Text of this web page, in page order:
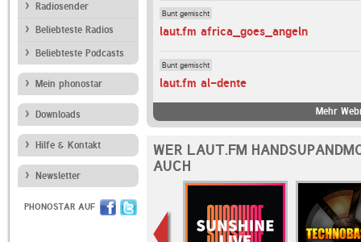
Radiosender
Beliebteste Radios
Beliebteste Podcasts
Mein phonostar
Downloads
Hilfe & Kontakt
Newsletter
PHONOSTAR AUF
Bunt gemischt
laut.fm africa_goes_angeln
Bunt gemischt
laut.fm al-dente
Mehr
WER LAUT.FM
AUCH